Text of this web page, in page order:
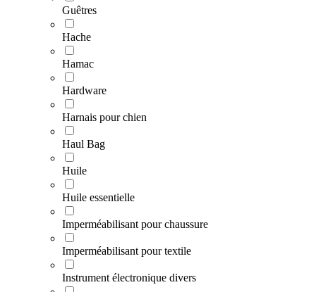
Guêtres
Hache
Hamac
Hardware
Harnais pour chien
Haul Bag
Huile
Huile essentielle
Imperméabilisant pour chaussure
Imperméabilisant pour textile
Instrument électronique divers